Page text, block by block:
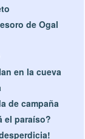
de Ogal
en la cueva
de campaña
el paraíso?